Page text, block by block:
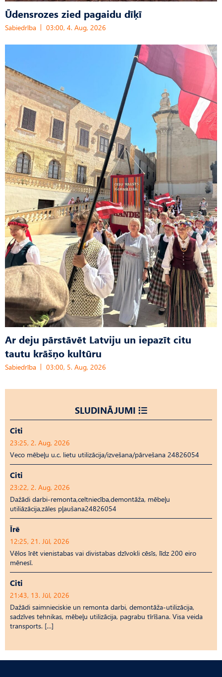
Ūdensrozes zied pagaidu dīķī
Sabiedrība 03:00, 4. Aug, 2026
Ar deju pārstāvēt Latviju un iepazīt citu
tautu krāšņo kultūru
Sabiedrība 03:00, 5. Aug, 2026
SLUDINĀJUMI
Citi
23:25, 2. Aug, 2026
Veco mēbeļu u.c. lietu utilizācija/izvešana/pārvešana 24826054
Citi
23:22, 2. Aug, 2026
Dažādi darbi-remonta,celtniecība,demontāža, mēbeļu
utiliāzācija,zāles pļaušana24826054
Īrē
12:25, 21. Jūl, 2026
Vēlos īrēt vienistabas vai divistabas dzīvokli cēsīs, līdz 200 eiro
mēnesī.
Citi
21:43, 13. Jūl, 2026
Dažādi saimnieciskie un remonta darbi, demontāža-utilizācija,
sadzīves tehnikas, mēbeļu utilizācija, pagrabu tīrīšana. Visa veida
transports. […]